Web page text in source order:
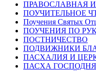
ПРАВОСЛАВНАЯ
ПОУЧИТЕЛЬНОЕ
Поучения Святых
ПОУЧЕНИЯ ПО
ПОСТНИЧЕСТВО
ПОДВИЖНИКИ
ПАСХАЛИЯ И
ПАСХА ГОСПОДНЯ